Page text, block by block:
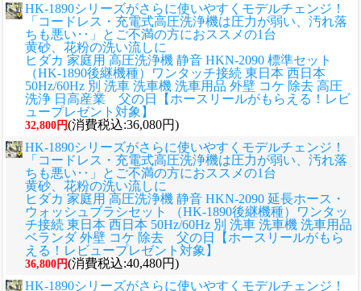
HK-1890シリーズがさらに使いやすくモデルチェンジ！
「コードレス・充電式高圧洗浄機は圧力が弱い、汚れ落
ちも悪い‥」とご不満の方におススメの1台
黄砂、花粉の洗い流しに
ヒダカ 家庭用 高圧洗浄機 静音 HKN-2090 標準セット
（HK-1890後継機種）ワンタッチ接続 東日本 西日本
50Hz/60Hz 別 洗車 洗車機 洗車用品 外壁 コケ 除去 高圧
洗浄 日高産業 父の日【ホースリールがもらえる！レビ
ュープレゼント対象】
32,800円(消費税込:36,080円)
HK-1890シリーズがさらに使いやすくモデルチェンジ！
「コードレス・充電式高圧洗浄機は圧力が弱い、汚れ落
ちも悪い‥」とご不満の方におススメの1台
黄砂、花粉の洗い流しに
ヒダカ 家庭用 高圧洗浄機 静音 HKN-2090 延長ホース・
ウォッシュブラシセット （HK-1890後継機種）ワンタッ
チ接続 東日本 西日本 50Hz/60Hz 別 洗車 洗車機 洗車用品
ベランダ 外壁 コケ 除去 父の日【ホースリールがもら
える！レビュープレゼント対象】
36,800円(消費税込:40,480円)
HK-1890シリーズがさらに使いやすくモデルチェンジ！